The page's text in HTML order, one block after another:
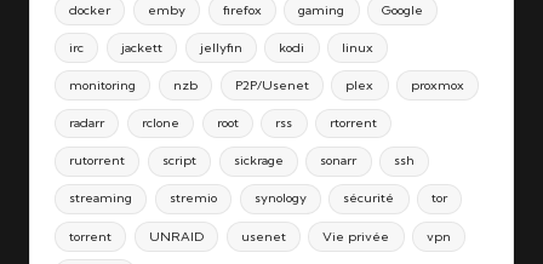
docker emby firefox gaming Google
irc jackett jellyfin kodi linux
monitoring nzb P2P/Usenet plex proxmox
radarr rclone root rss rtorrent
rutorrent script sickrage sonarr ssh
streaming stremio synology sécurité tor
torrent UNRAID usenet Vie privée vpn